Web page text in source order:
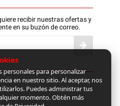
recibir nuestras ofertas y
en su buzón de correo.
para personalizar
en nuestro sitio. Al aceptar, nos
Puedes administrar tus
momento. Obtén más